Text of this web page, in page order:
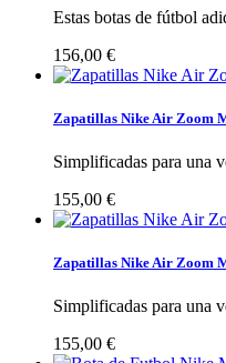
Estas botas de fútbol
156,00 €
Zapatillas Nike Air Zoom
Simplificadas para una
155,00 €
Zapatillas Nike Air Zoom
Simplificadas para una
155,00 €